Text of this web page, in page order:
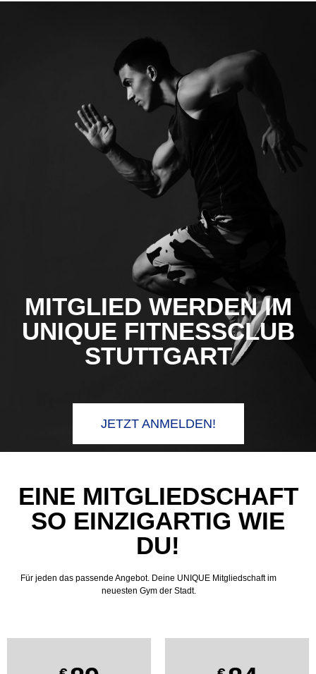
MITGLIED WERDEN IM
UNIQUE FITNESSCLUB
STUTTGART
JETZT ANMELDEN!
EINE MITGLIEDSCHAFT
SO EINZIGARTIG WIE
DU!
Für jeden das passende Angebot. Deine UNIQUE Mitgliedschaft im
neuesten Gym der Stadt.